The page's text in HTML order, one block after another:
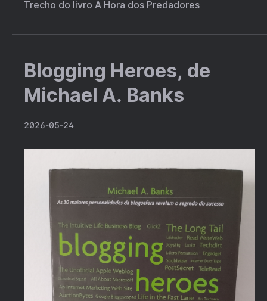
Trecho do livro A Hora dos Predadores
Blogging Heroes, de
Michael A. Banks
2026-05-24